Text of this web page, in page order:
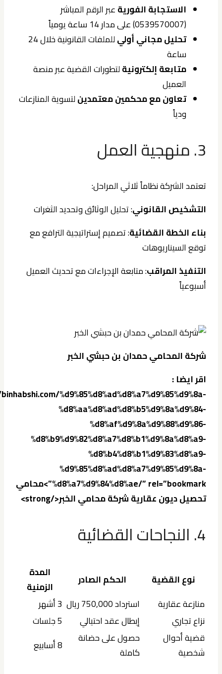
الاستجابة الفوريةعبر الرقم المباشر
(0539570007) على مدار 14 ساعة يومياً
تحليل مجاني أولي
للملفات القانونية خلال 24
ساعة
متابعة إلكترونيةلتطورات القضية عبر منصة
العميل
تعاون مع محكمين معتمدينلتسوية المنازعات
ودياً
3. منهجية العمل
تعتمد الشركة نظاماً ثلاثي المراحل:
التشخيص القانوني: تحليل الوثائق وتحديد الثغرات
بناء الخطة القضائية: تصميم إستراتيجية الترافع مع
توقع السيناريوهات
التنفيذ المراقب: متابعة الإجراءات مع تحديث العميل
أسبوعياً
شركة المحامي حمدان بن حبشي الخبر
اقر ايضا :
%d9%85%d8%ad%d8%a7%d9%85%d9%8a-
%d8%aa%d8%ad%d8%b5%d9%8a%d9%84-
%d8%af%d9%8a%d9%88%d9%86-
%d8%b9%d9%82%d8%a7%d8%b1%d9%8a%d8%a9-
%d8%b4%d8%b1%d9%83%d8%a9-
%d9%85%d8%ad%d8%a7%d9%85%d9%8a-
%d8%a7%d9%84%d8%ae/” rel=”bookmark”>محامي
تحصيل ديون عقارية شركة محامي الخبر</strong>
4. النجاحات القضائية
نوع القضية الحكم الصادر
المدة
الزمنية
منازعة عقارية
استرداد 750,000 ريال
3 أشهر
نزاع تجاري
إبطال عقد احتيالي
5 جلسات
قضية أحوال
شخصية
حصول على حضانة
كاملة
8 أسابيع